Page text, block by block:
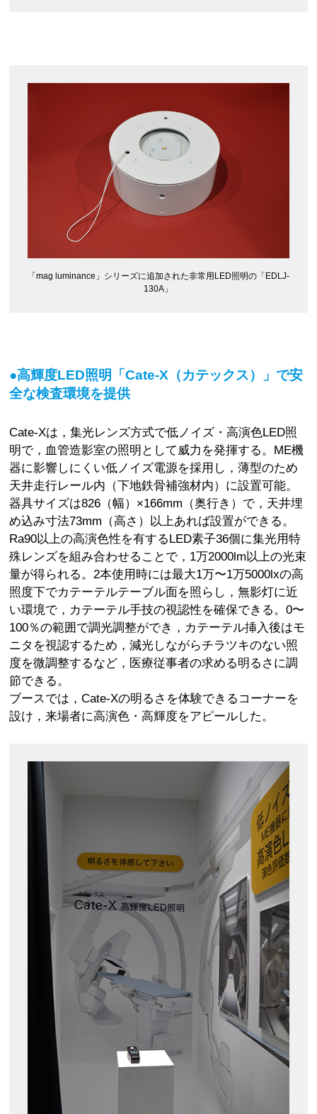
「mag luminance」シリーズに追加された非常用LED照明の「EDLJ-
130A」
●高輝度LED照明「Cate-X（カテックス）」で安
全な検査環境を提供
Cate-Xは，集光レンズ方式で低ノイズ・高演色LED照
明で，血管造影室の照明として威力を発揮する。ME機
器に影響しにくい低ノイズ電源を採用し，薄型のため
天井走行レール内（下地鉄骨補強材内）に設置可能。
器具サイズは826（幅）×166mm（奥行き）で，天井埋
め込み寸法73mm（高さ）以上あれば設置ができる。
Ra90以上の高演色性を有するLED素子36個に集光用特
殊レンズを組み合わせることで，1万2000lm以上の光束
量が得られる。2本使用時には最大1万〜1万5000lxの高
照度下でカテーテルテーブル面を照らし，無影灯に近
い環境で，カテーテル手技の視認性を確保できる。0〜
100％の範囲で調光調整ができ，カテーテル挿入後はモ
ニタを視認するため，減光しながらチラツキのない照
度を微調整するなど，医療従事者の求める明るさに調
節できる。
ブースでは，Cate-Xの明るさを体験できるコーナーを
設け，来場者に高演色・高輝度をアピールした。